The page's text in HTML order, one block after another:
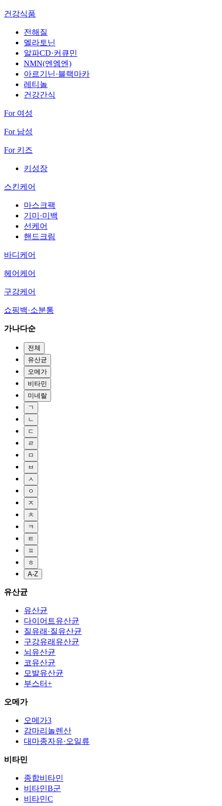
건강식품
전해질
멜라토닌
알파CD·커큐민
NMN(엔엠엔)
아르기닌·블랙마카
레티놀
건강간식
For 여성
For 남성
For 키즈
키성장
스킨케어
마스크팩
기미·미백
선케어
핸드크림
바디케어
헤어케어
구강케어
쇼핑백·소분통
가나다순
전체
유산균
오메가
비타민
미네랄
ㄱ
ㄴ
ㄷ
ㄹ
ㅁ
ㅂ
ㅅ
ㅇ
ㅈ
ㅊ
ㅋ
ㅌ
ㅍ
ㅎ
A-Z
유산균
유산균
다이어트유산균
질유래·질유산균
구강유래유산균
뇌유산균
코유산균
모발유산균
부스터+
오메가
오메가3
감마리놀렌산
대마종자유·오일류
비타민
종합비타민
비타민B군
비타민C